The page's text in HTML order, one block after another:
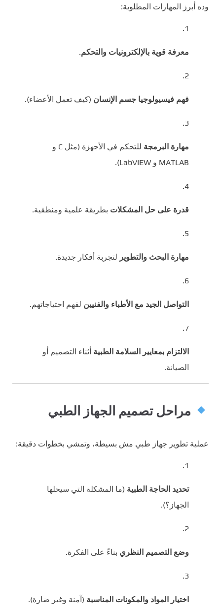
وده أبرز المهارات المطلوبة:
معرفة قوية بالإلكترونيات والتحكم.
فهم فيسيولوجيا جسم الإنسان (كيف تعمل الأعضاء).
مهارة البرمجة
للتحكم في الأجهزة (مثل C و
MATLAB و LabVIEW).
قدرة على حل المشكلات بطريقة علمية ومنطقية.
مهارة البحث والتطوير لتجربة أفكار جديدة.
التواصل الجيد مع الأطباء والفنيين لفهم احتياجاتهم.
الالتزام بمعايير السلامة الطبية أثناء التصميم أو
الصيانة.
مراحل تصميم الجهاز الطبي
عملية تطوير جهاز طبي مش بسيطة، وتمشي بخطوات دقيقة:
تحديد الحاجة الطبية (ما المشكلة التي سيحلها
الجهاز؟).
وضع التصميم النظري بناءً على الفكرة.
اختيار المواد والمكونات المناسبة (آمنة وغير ضارة).